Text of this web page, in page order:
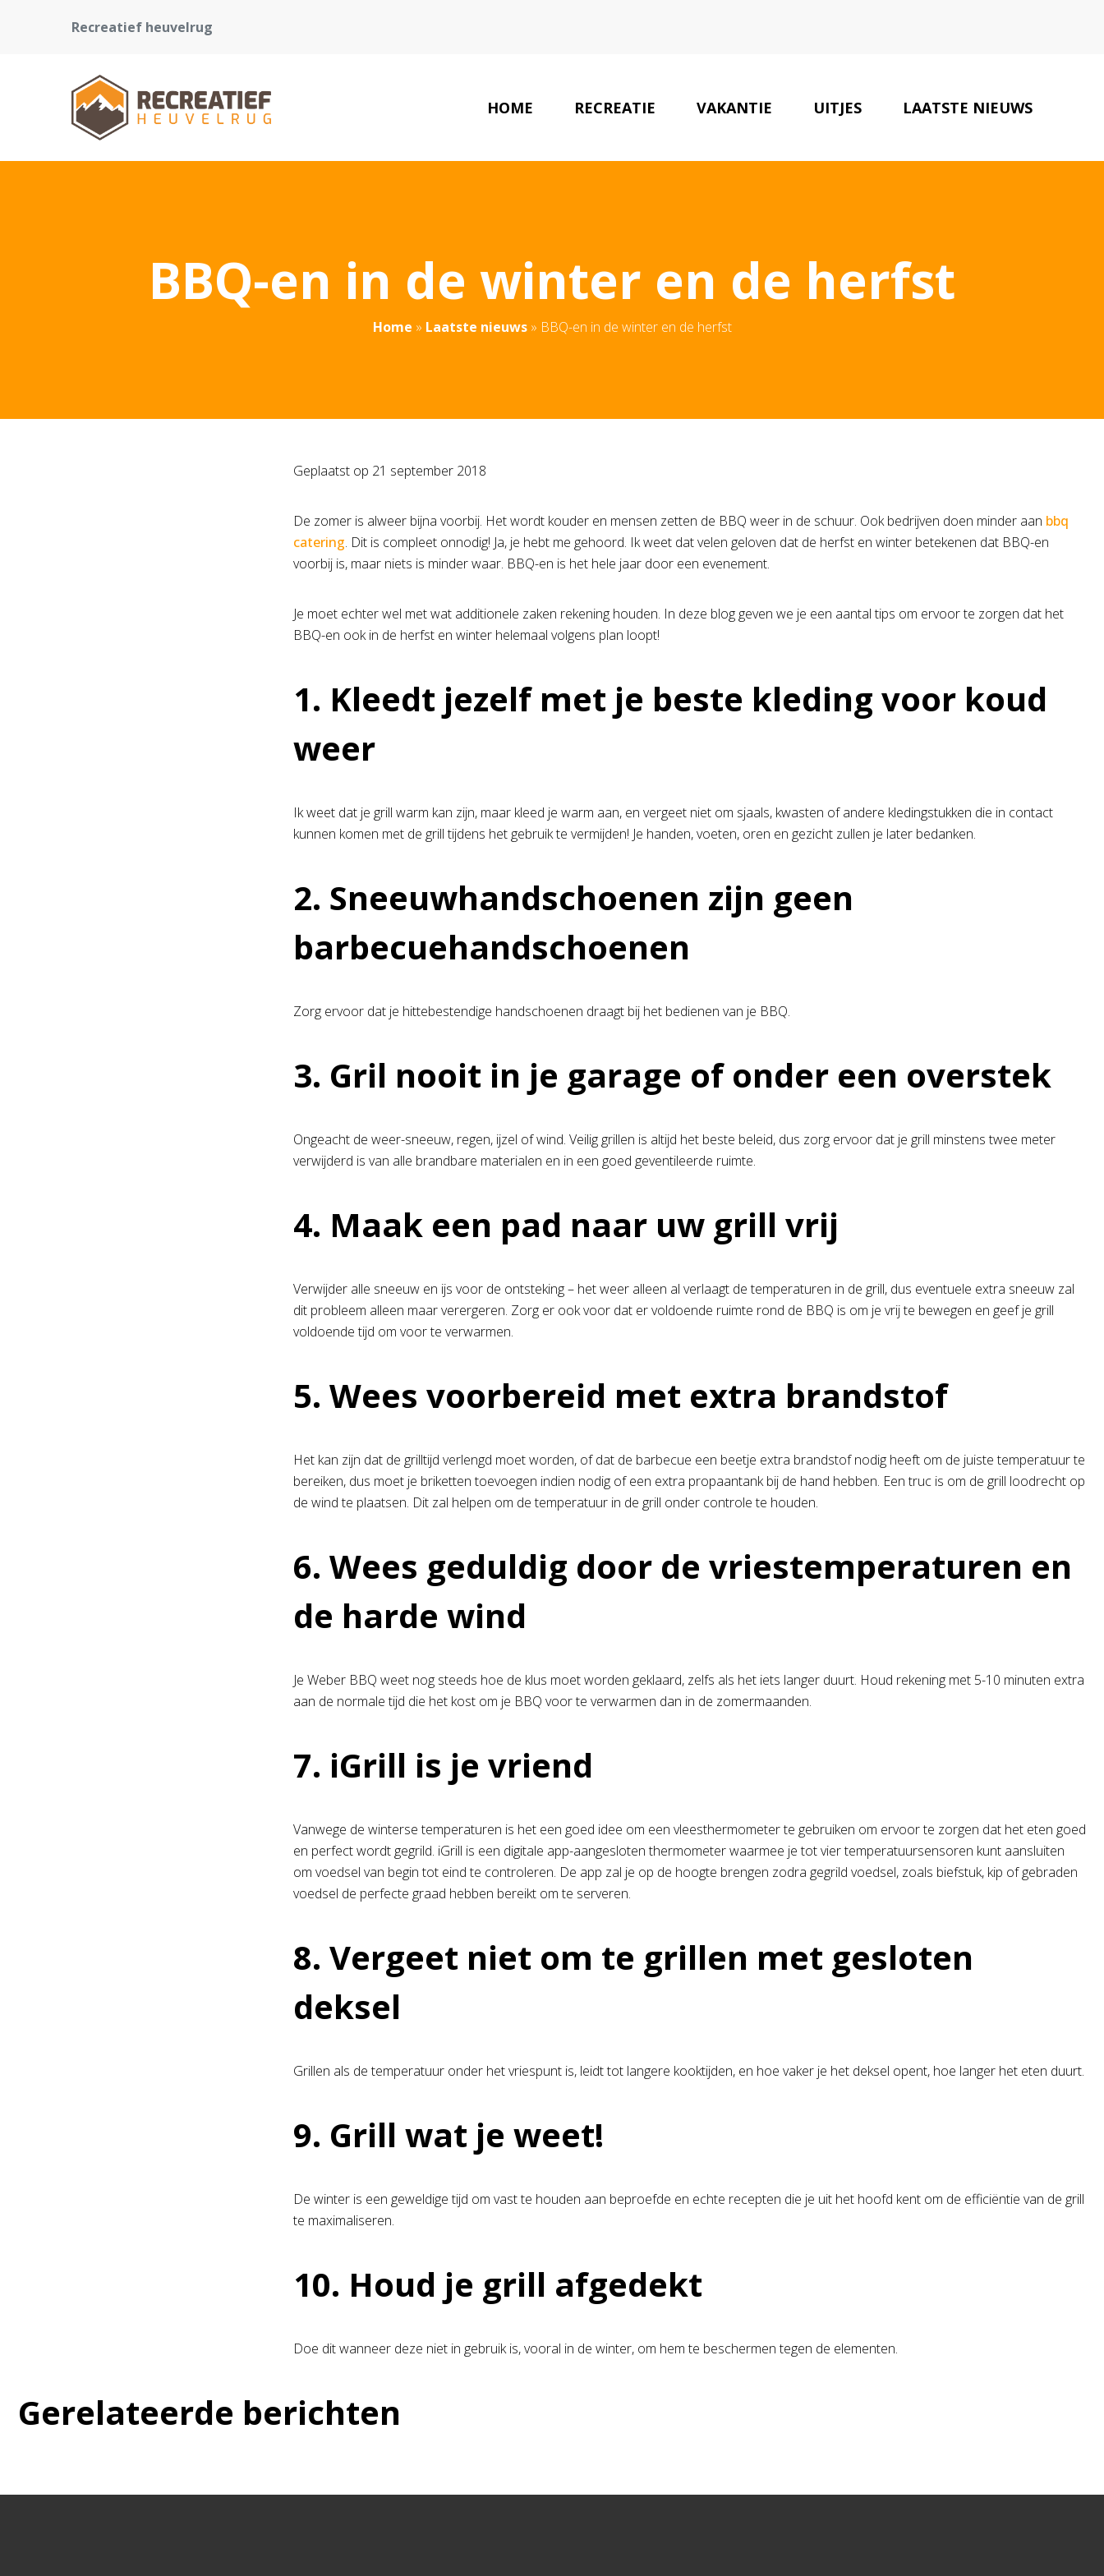
Recreatief heuvelrug
HOME RECREATIE VAKANTIE UITJES LAATSTE NIEUWS
BBQ-en in de winter en de herfst
Home » Laatste nieuws» BBQ-en in de winter en de herfst
Geplaatst op 21 september 2018
De zomer is alweer bijna voorbij. Het wordt kouder en mensen zetten de BBQ weer in de schuur. Ook bedrijven doen minder aan bbq
catering. Dit is compleet onnodig! Ja, je hebt me gehoord. Ik weet dat velen geloven dat de herfst en winter betekenen dat BBQ-en
voorbij is, maar niets is minder waar. BBQ-en is het hele jaar door een evenement.
Je moet echter wel met wat additionele zaken rekening houden. In deze blog geven we je een aantal tips om ervoor te zorgen dat het
BBQ-en ook in de herfst en winter helemaal volgens plan loopt!
1. Kleedt jezelf met je beste kleding voor koud
weer
Ik weet dat je grill warm kan zijn, maar kleed je warm aan, en vergeet niet om sjaals, kwasten of andere kledingstukken die in contact
kunnen komen met de grill tijdens het gebruik te vermijden! Je handen, voeten, oren en gezicht zullen je later bedanken.
2. Sneeuwhandschoenen zijn geen
barbecuehandschoenen
Zorg ervoor dat je hittebestendige handschoenen draagt bij het bedienen van je BBQ.
3. Gril nooit in je garage of onder een overstek
Ongeacht de weer-sneeuw, regen, ijzel of wind. Veilig grillen is altijd het beste beleid, dus zorg ervoor dat je grill minstens twee meter
verwijderd is van alle brandbare materialen en in een goed geventileerde ruimte.
4. Maak een pad naar uw grill vrij
Verwijder alle sneeuw en ijs voor de ontsteking – het weer alleen al verlaagt de temperaturen in de grill, dus eventuele extra sneeuw zal
dit probleem alleen maar verergeren. Zorg er ook voor dat er voldoende ruimte rond de BBQ is om je vrij te bewegen en geef je grill
voldoende tijd om voor te verwarmen.
5. Wees voorbereid met extra brandstof
Het kan zijn dat de grilltijd verlengd moet worden, of dat de barbecue een beetje extra brandstof nodig heeft om de juiste temperatuur te
bereiken, dus moet je briketten toevoegen indien nodig of een extra propaantank bij de hand hebben. Een truc is om de grill loodrecht op
de wind te plaatsen. Dit zal helpen om de temperatuur in de grill onder controle te houden.
6. Wees geduldig door de vriestemperaturen en
de harde wind
Je Weber BBQ weet nog steeds hoe de klus moet worden geklaard, zelfs als het iets langer duurt. Houd rekening met 5-10 minuten extra
aan de normale tijd die het kost om je BBQ voor te verwarmen dan in de zomermaanden.
7. iGrill is je vriend
Vanwege de winterse temperaturen is het een goed idee om een vleesthermometer te gebruiken om ervoor te zorgen dat het eten goed
en perfect wordt gegrild. iGrill is een digitale app-aangesloten thermometer waarmee je tot vier temperatuursensoren kunt aansluiten
om voedsel van begin tot eind te controleren. De app zal je op de hoogte brengen zodra gegrild voedsel, zoals biefstuk, kip of gebraden
voedsel de perfecte graad hebben bereikt om te serveren.
8. Vergeet niet om te grillen met gesloten
deksel
Grillen als de temperatuur onder het vriespunt is, leidt tot langere kooktijden, en hoe vaker je het deksel opent, hoe langer het eten duurt.
9. Grill wat je weet!
De winter is een geweldige tijd om vast te houden aan beproefde en echte recepten die je uit het hoofd kent om de efficiëntie van de grill
te maximaliseren.
10. Houd je grill afgedekt
Doe dit wanneer deze niet in gebruik is, vooral in de winter, om hem te beschermen tegen de elementen.
Gerelateerde berichten